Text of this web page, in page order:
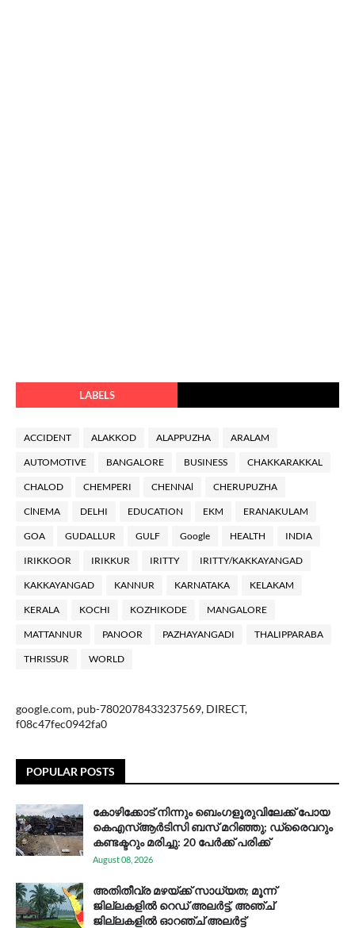
LABELS
ACCIDENT ALAKKOD ALAPPUZHA ARALAM
AUTOMOTIVE BANGALORE BUSINESS CHAKKARAKKAL
CHALOD CHEMPERI CHENNAl CHERUPUZHA
ClNEMA DELHI EDUCATION EKM ERANAKULAM
GOA GUDALLUR GULF Google HEALTH INDIA
IRIKKOOR IRIKKUR IRITTY IRITTY/KAKKAYANGAD
KAKKAYANGAD KANNUR KARNATAKA KELAKAM
KERALA KOCHI KOZHIKODE MANGALORE
MATTANNUR PANOOR PAZHAYANGADI THALIPPARABA
THRISSUR WORLD
google.com, pub-7802078433237569, DIRECT,
f08c47fec0942fa0
POPULAR POSTS
കോഴിക്കോട് നിന്നും ബെംഗളൂരുവിലേക്ക് പോയ
കെഎസ്ആര്‍ടിസി ബസ് മറിഞ്ഞു; ഡ്രൈവറും
കണ്ടക്ടറും മരിച്ചു: 20 പേര്‍ക്ക് പരിക്ക്
August 08, 2026
അതിതീവ്ര മഴയ്ക്ക് സാധ്യത; മൂന്ന്
ജില്ലകളിൽ റെഡ് അലർട്ട്, അഞ്ച്
ജില്ലകളിൽ ഓറഞ്ച് അലർട്ട്